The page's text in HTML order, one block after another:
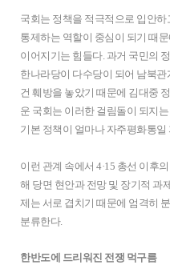
국회는 정책을 적극적으로 입안
통제하는 역할이 중심이 되기 때
이어지기는 힘들다. 과거 국민의
한나라당이 다수당이 되어 남북
건 훼방을 놓았기 때문에 김대중
운 국회는 이러한 걸림돌이 되지
기본 정책이 얼마나 자주평화통일
이런 관계 속에서 4·15 총선 이후
해 당면 현안과 전망 및 장기적 과
제는 서로 겹치기 때문에 엄격히
분류한다.
한반도에 드리워진 전쟁 먹구름